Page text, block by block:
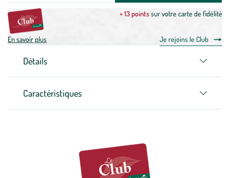
+ 13 pointssur votre carte de fidélité
En savoir plus Je rejoins le Club
Détails
Caractéristiques